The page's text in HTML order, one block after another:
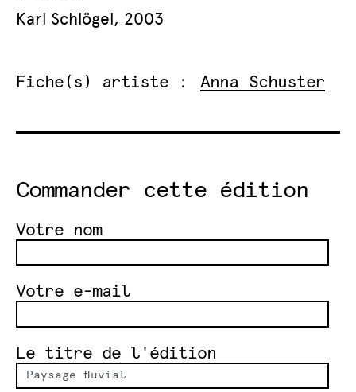
Karl Schlögel, 2003
Fiche(s) artiste : Anna Schuster
Commander cette édition
Votre nom
Votre e-mail
Le titre de l'édition